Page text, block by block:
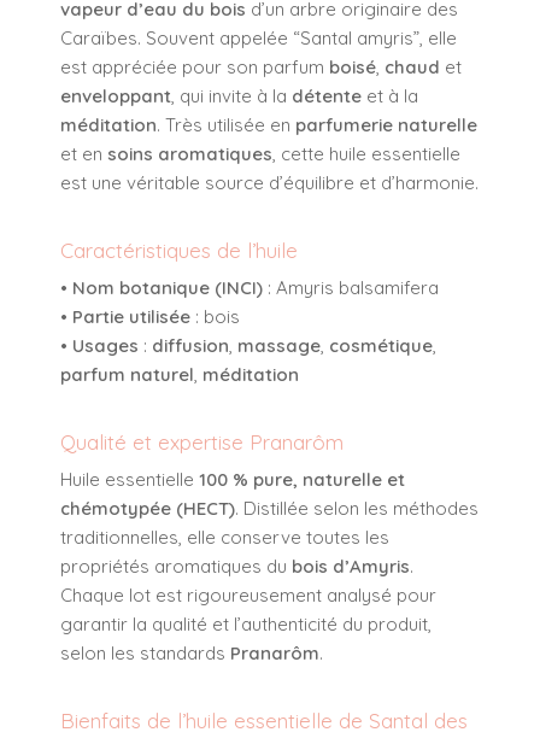
vapeur d’eau du bois d’un arbre originaire des
Caraïbes. Souvent appelée “Santal amyris”, elle
est appréciée pour son parfum boisé, chaud et
enveloppant, qui invite à la détente et à la
méditation. Très utilisée en parfumerie naturelle
et en soins aromatiques, cette huile essentielle
est une véritable source d’équilibre et d’harmonie.
Caractéristiques de l’huile
• Nom botanique (INCI) : Amyris balsamifera
• Partie utilisée : bois
• Usages : diffusion, massage, cosmétique,
parfum naturel, méditation
Qualité et expertise Pranarôm
Huile essentielle 100 % pure, naturelle et
chémotypée (HECT). Distillée selon les méthodes
traditionnelles, elle conserve toutes les
propriétés aromatiques du bois d’Amyris.
Chaque lot est rigoureusement analysé pour
garantir la qualité et l’authenticité du produit,
selon les standards Pranarôm.
Bienfaits de l’huile essentielle de Santal des